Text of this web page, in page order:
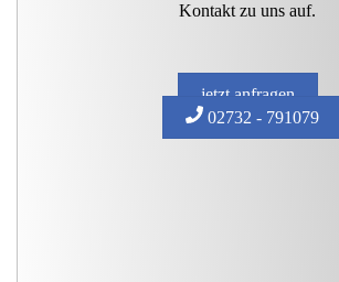
Kontakt zu uns auf.
jetzt anfragen
02732 - 791079